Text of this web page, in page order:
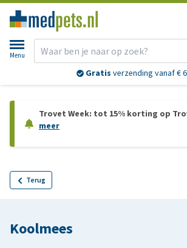
Menu
Gratis verzending vanaf €
Trovet Week: tot 15% korting op
meer
Terug
Koolmees